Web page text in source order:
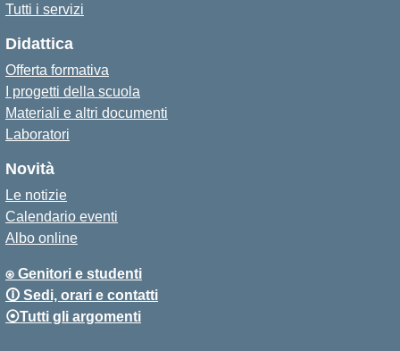
Tutti i servizi
Didattica
Offerta formativa
I progetti della scuola
Materiali e altri documenti
Laboratori
Novità
Le notizie
Calendario eventi
Albo online
⍟ Genitori e studenti
🛈 Sedi, orari e contatti
⦿Tutti gli argomenti